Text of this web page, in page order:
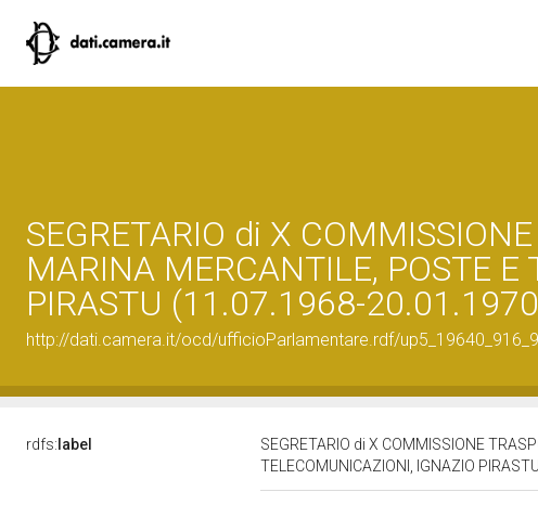
SEGRETARIO di X
MARINA MERCANTILE, POSTE
PIRASTU (11.07.1968-
http://dati.camera.it/ocd/ufficioParlamentare.rdf/
rdfs: label
SEGRETARIO di X COMMISSIONE
TELECOMUNICAZIONI, IGNAZIO